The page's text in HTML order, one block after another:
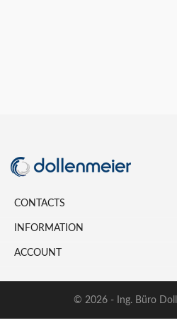
CONTACTS
INFORMATION
ACCOUNT
© 2026 - Ing. Büro